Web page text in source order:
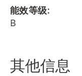
能效等级:
B
其他信息